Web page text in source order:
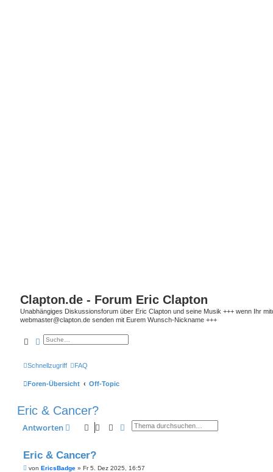
Clapton.de - Forum Eric Clapton
Unabhängiges Diskussionsforum über Eric Clapton und seine Musik +++ wenn Ihr
webmaster@clapton.de senden mit Eurem Wunsch-Nickname +++
SucheErweiterte Suche
Schnellzugriff FAQ
Foren-Übersicht Off-Topic
Eric & Cancer?
Antworten SucheErweiterte Suche
Eric & Cancer?
Bvon EricsBadge » Fr 5. Dez 2025, 16:57